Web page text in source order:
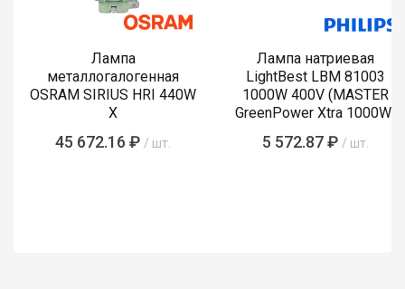
Лампа
металлогалогенная
OSRAM SIRIUS HRI 440W
X
45 672.16 ₽ / шт.
Лампа натриевая
LightBest LBM 81003
1000W 400V (MASTER
GreenPower Xtra 1000W)
5 572.87 ₽ / шт.